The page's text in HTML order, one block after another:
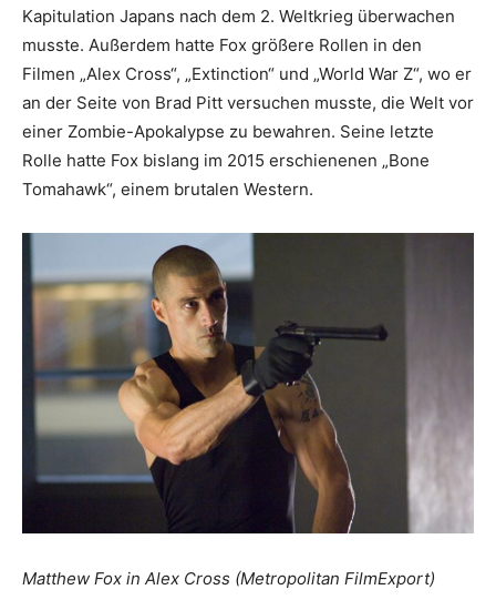
Kapitulation Japans nach dem 2. Weltkrieg überwachen
musste. Außerdem hatte Fox größere Rollen in den
Filmen „Alex Cross“, „Extinction“ und „World War Z“, wo er
an der Seite von Brad Pitt versuchen musste, die Welt vor
einer Zombie-Apokalypse zu bewahren. Seine letzte
Rolle hatte Fox bislang im 2015 erschienenen „Bone
Tomahawk“, einem brutalen Western.
Matthew Fox in Alex Cross (Metropolitan FilmExport)